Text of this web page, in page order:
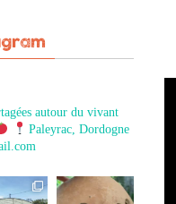
autour du vivant
Paleyrac, Dordogne